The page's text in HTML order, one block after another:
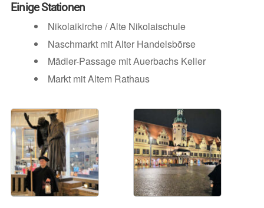
Einige Stationen
Nikolaikirche / Alte Nikolaischule
Naschmarkt mit Alter Handelsbörse
Mädler-Passage mit Auerbachs Keller
Markt mit Altem Rathaus